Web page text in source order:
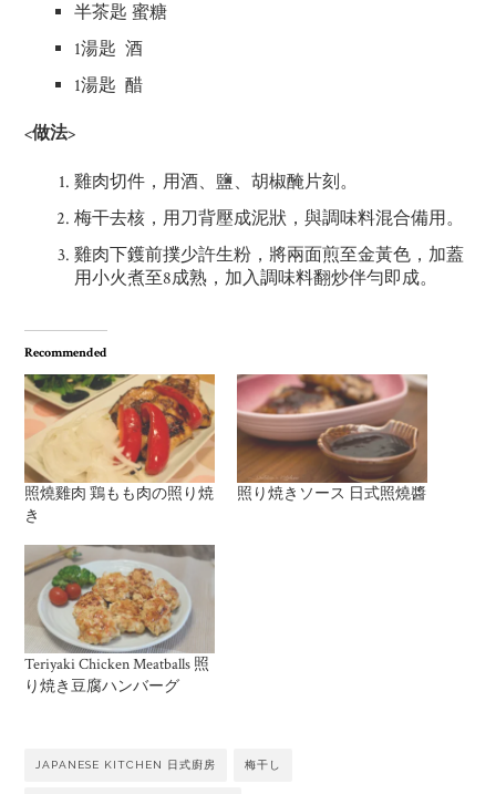
半茶匙 蜜糖
1湯匙 酒
1湯匙 醋
<做法>
雞肉切件，用酒、鹽、胡椒醃片刻。
梅干去核，用刀背壓成泥狀，與調味料混合備用。
雞肉下鑊前撲少許生粉，將兩面煎至金黃色，加蓋
用小火煮至8成熟，加入調味料翻炒伴勻即成。
Recommended
照燒雞肉 鶏もも肉の照り焼
き
照り焼きソース 日式照燒醬
Teriyaki Chicken Meatballs 照
り焼き豆腐ハンバーグ
JAPANESE KITCHEN 日式廚房 梅干し